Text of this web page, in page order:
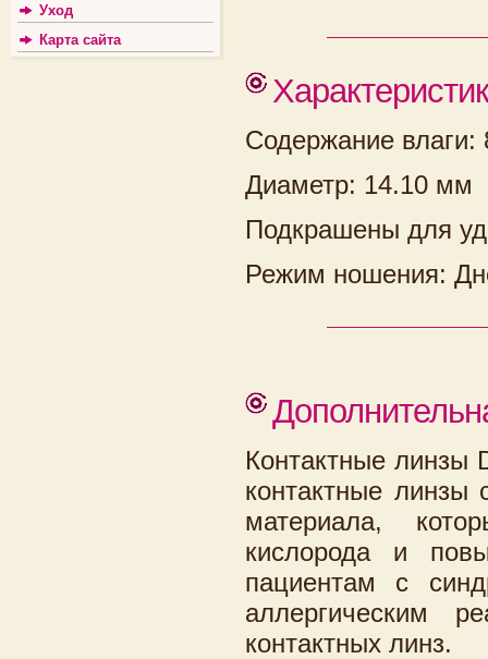
Уход
Карта сайта
Содержание влаги:
Диаметр: 14.10 мм
Подкрашены для
Режим ношения:
Контактные линзы
контактные линзы
материала,
кислорода и
пациентам с
аллергическим
контактных линз.